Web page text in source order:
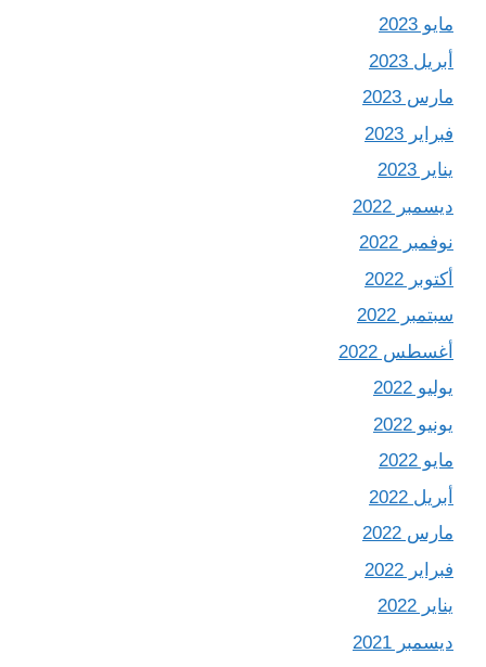
مايو 2023
أبريل 2023
مارس 2023
فبراير 2023
يناير 2023
ديسمبر 2022
نوفمبر 2022
أكتوبر 2022
سبتمبر 2022
أغسطس 2022
يوليو 2022
يونيو 2022
مايو 2022
أبريل 2022
مارس 2022
فبراير 2022
يناير 2022
ديسمبر 2021